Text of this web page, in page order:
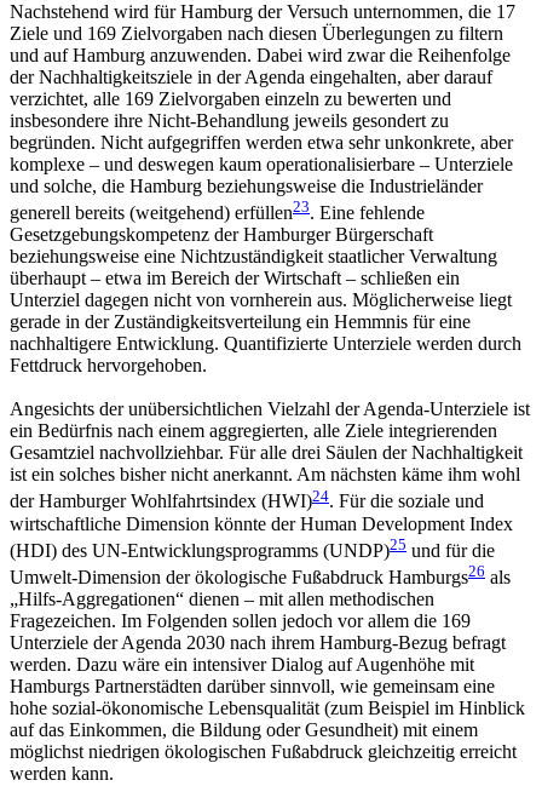
Nachstehend wird für Hamburg der Versuch unternommen, die 17
Ziele und 169 Zielvorgaben nach diesen Überlegungen zu filtern
und auf Hamburg anzuwenden. Dabei wird zwar die Reihenfolge
der Nachhaltigkeitsziele in der Agenda eingehalten, aber darauf
verzichtet, alle 169 Zielvorgaben einzeln zu bewerten und
insbesondere ihre Nicht-Behandlung jeweils gesondert zu
begründen. Nicht aufgegriffen werden etwa sehr unkonkrete, aber
komplexe – und deswegen kaum operationalisierbare – Unterziele
und solche, die Hamburg beziehungsweise die Industrieländer
generell bereits (weitgehend) erfüllen23. Eine fehlende
Gesetzgebungskompetenz der Hamburger Bürgerschaft
beziehungsweise eine Nichtzuständigkeit staatlicher Verwaltung
überhaupt – etwa im Bereich der Wirtschaft – schließen ein
Unterziel dagegen nicht von vornherein aus. Möglicherweise liegt
gerade in der Zuständigkeitsverteilung ein Hemmnis für eine
nachhaltigere Entwicklung. Quantifizierte Unterziele werden durch
Fettdruck hervorgehoben.
Angesichts der unübersichtlichen Vielzahl der Agenda-Unterziele ist
ein Bedürfnis nach einem aggregierten, alle Ziele integrierenden
Gesamtziel nachvollziehbar. Für alle drei Säulen der Nachhaltigkeit
ist ein solches bisher nicht anerkannt. Am nächsten käme ihm wohl
der Hamburger Wohlfahrtsindex (HWI)24. Für die soziale und
wirtschaftliche Dimension könnte der Human Development Index
(HDI) des UN-Entwicklungsprogramms (UNDP)25 und für die
Umwelt-Dimension der ökologische Fußabdruck Hamburgs26 als
„Hilfs-Aggregationen“ dienen – mit allen methodischen
Fragezeichen. Im Folgenden sollen jedoch vor allem die 169
Unterziele der Agenda 2030 nach ihrem Hamburg-Bezug befragt
werden. Dazu wäre ein intensiver Dialog auf Augenhöhe mit
Hamburgs Partnerstädten darüber sinnvoll, wie gemeinsam eine
hohe sozial-ökonomische Lebensqualität (zum Beispiel im Hinblick
auf das Einkommen, die Bildung oder Gesundheit) mit einem
möglichst niedrigen ökologischen Fußabdruck gleichzeitig erreicht
werden kann.